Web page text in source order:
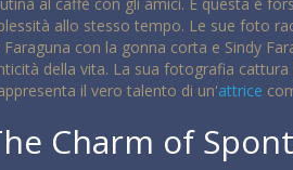
allo stesso tempo. Le sue foto
con la gonna corta e Sindy
della vita. La sua fotografia
il vero talento di un'attrice
Charm of